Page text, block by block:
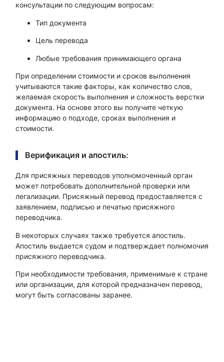
консультации по следующим вопросам:
Тип документа
Цель перевода
Любые требования принимающего органа
При определении стоимости и сроков выполнения
учитываются такие факторы, как количество слов,
желаемая скорость выполнения и сложность верстки
документа. На основе этого вы получите четкую
информацию о подходе, сроках выполнения и
стоимости.
Верификация и апостиль:
Для присяжных переводов уполномоченный орган
может потребовать дополнительной проверки или
легализации. Присяжный перевод предоставляется с
заявлением, подписью и печатью присяжного
переводчика.
В некоторых случаях также требуется апостиль.
Апостиль выдается судом и подтверждает полномочия
присяжного переводчика.
При необходимости требования, применимые к стране
или организации, для которой предназначен перевод,
могут быть согласованы заранее.